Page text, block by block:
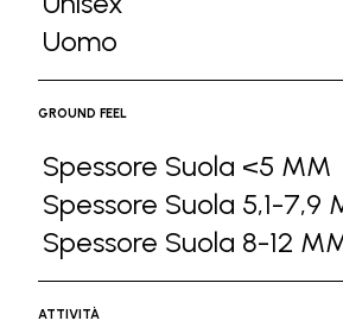
Refine by Genere: Unisex
Uomo
Refine by Genere:
GROUND FEEL
Spessore Suola <5 MM
Refine by Ground Feel:
Spessore Suola 5,1-7,9
Refine by Ground Feel:
Spessore Suola 8-12
Refine by Ground Feel:
ATTIVITÀ